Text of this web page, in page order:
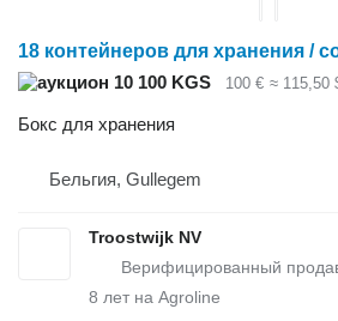
10 100 KGS 100 € ≈ 115,50
Бокс для хранения
Бельгия, Gullegem
Troostwijk NV
8 лет на Agroline